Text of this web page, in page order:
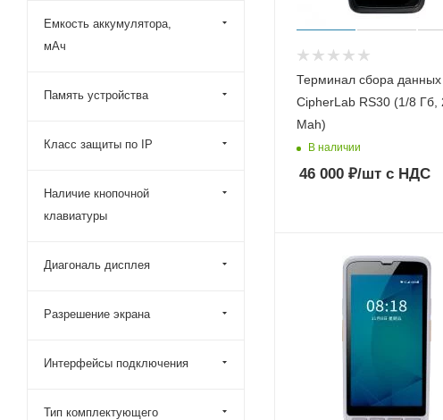
Терминал сбора данных
CipherLab RS30 (1/8 Гб,
Mah)
В наличии
46 000 ₽/шт с НДС
Емкость аккумулятора,
мАч
Память устройства
Класс защиты по IP
Наличие кнопочной
клавиатуры
Диагональ дисплея
Разрешение экрана
Интерфейсы подключения
Тип комплектующего